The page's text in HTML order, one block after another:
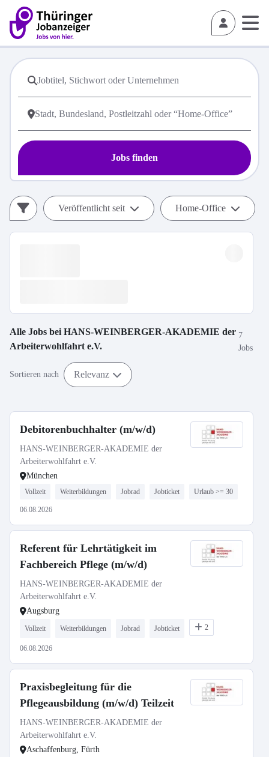
Jobs finden
Veröffentlicht seit Home-Office
Alle Jobs bei HANS-WEINBERGER-AKADEMIE der
Arbeiterwohlfahrt e.V.
7
Jobs
Sortieren nach Relevanz
Debitorenbuchhalter (m/w/d)
HANS-WEINBERGER-AKADEMIE der
Arbeiterwohlfahrt e.V.
München
Vollzeit Weiterbildungen Jobrad Jobticket Urlaub >= 30
06.08.2026
Referent für Lehrtätigkeit im
Fachbereich Pflege (m/w/d)
HANS-WEINBERGER-AKADEMIE der
Arbeiterwohlfahrt e.V.
Augsburg
Vollzeit Weiterbildungen Jobrad Jobticket 2
06.08.2026
Praxisbegleitung für die
Pflegeausbildung (m/w/d) Teilzeit
HANS-WEINBERGER-AKADEMIE der
Arbeiterwohlfahrt e.V.
Aschaffenburg, Fürth